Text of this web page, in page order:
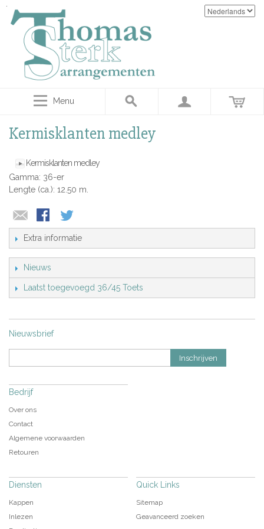
Menu
Kermisklanten medley
Kermisklanten medley
Gamma: 36-er
Lengte (ca.): 12.50 m.
Extra informatie
Nieuws
Laatst toegevoegd 36/45 Toets
Nieuwsbrief
Inschrijven
Bedrijf
Over ons
Contact
Algemene voorwaarden
Retouren
Diensten
Kappen
Inlezen
Quick Links
Sitemap
Geavanceerd zoeken